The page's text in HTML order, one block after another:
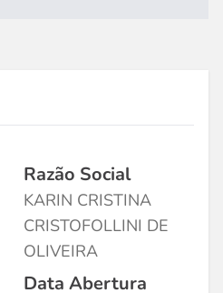
Razão Social
KARIN CRISTINA
CRISTOFOLLINI DE
OLIVEIRA
Data Abertura